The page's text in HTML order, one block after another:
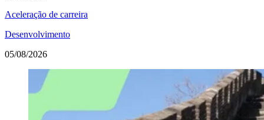
Aceleração de carreira
Desenvolvimento
05/08/2026